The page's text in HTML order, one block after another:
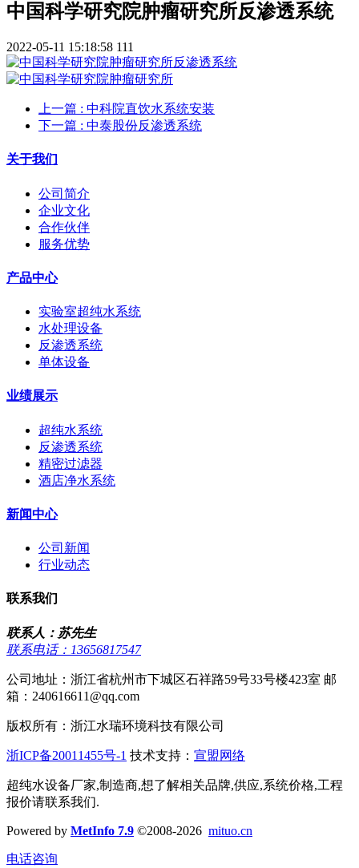
中国科学研究院肿瘤研究所反渗透系统
2022-05-11 15:18:58 111
上一篇 : 中科院直饮水系统安装
下一篇 : 中泰股份反渗透系统
关于我们
公司简介
企业文化
合作伙伴
服务优势
产品中心
实验室超纯水系统
水处理设备
反渗透系统
单体设备
业绩展示
超纯水系统
反渗透系统
精密过滤器
酒店净水系统
新闻中心
公司新闻
行业动态
联系我们
联系人：苏先生
联系电话：13656817547
公司地址：浙江省杭州市下城区石祥路59号33号楼423室 邮
箱：240616611@qq.com
版权所有：浙江水瑞环境科技有限公司
浙ICP备20011455号-1 技术支持： 宣盟网络
超纯水设备厂家,制造商,想了解相关品牌,供应,系统价格,工程
报价请联系我们.
Powered by MetInfo 7.9 ©2008-2026 mituo.cn
电话咨询